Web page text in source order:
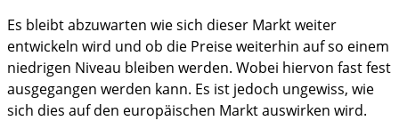
Es bleibt abzuwarten wie sich dieser Markt weiter
entwickeln wird und ob die Preise weiterhin auf so einem
niedrigen Niveau bleiben werden. Wobei hiervon fast fest
ausgegangen werden kann. Es ist jedoch ungewiss, wie
sich dies auf den europäischen Markt auswirken wird.